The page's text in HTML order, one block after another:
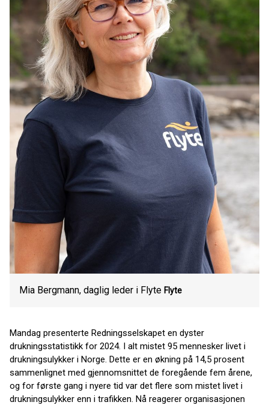
Mia Bergmann, daglig leder i Flyte Flyte
Mandag presenterte Redningsselskapet en dyster
drukningsstatistikk for 2024. I alt mistet 95 mennesker livet i
drukningsulykker i Norge. Dette er en økning på 14,5 prosent
sammenlignet med gjennomsnittet de foregående fem årene,
og for første gang i nyere tid var det flere som mistet livet i
drukningsulykker enn i trafikken. Nå reagerer organisasjonen